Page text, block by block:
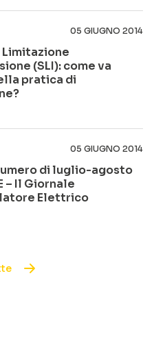
05 GIUGNO 2014
(SLI): come va
pratica di
05 GIUGNO 2014
di luglio-agosto
– Il Giornale
Elettrico